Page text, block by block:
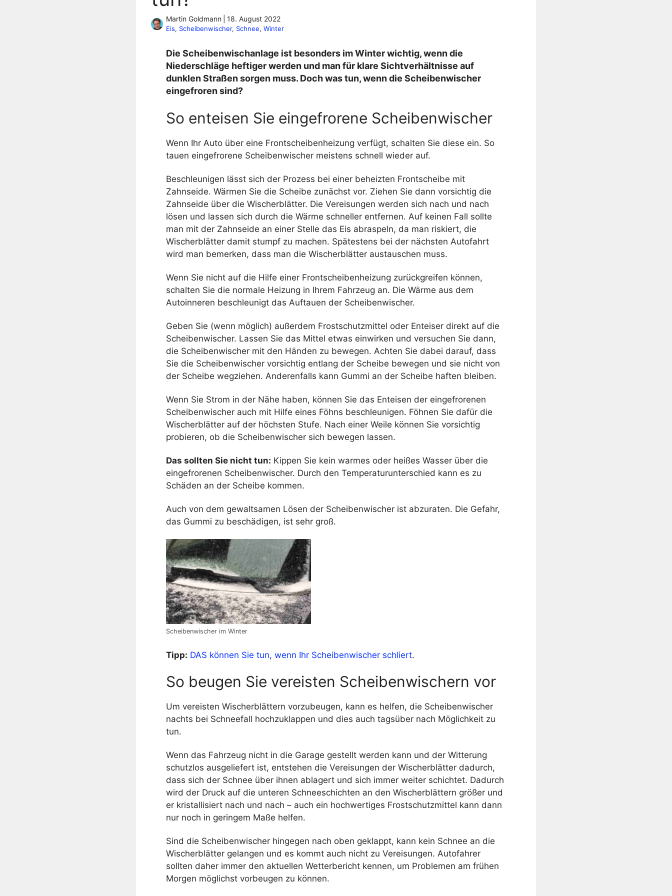
Martin Goldmann 18. August 2022
Eis, Scheibenwischer, Schnee, Winter
Die Scheibenwischanlage ist besonders im Winter wichtig, wenn die
Niederschläge heftiger werden und man für klare Sichtverhältnisse auf
dunklen Straßen sorgen muss. Doch was tun, wenn die Scheibenwischer
eingefrorensind?
So enteisen Sie eingefrorene Scheibenwischer
Wenn Ihr Auto über eine Frontscheibenheizung verfügt, schalten Sie diese ein. So
tauen eingefrorene Scheibenwischer meistens schnell wieder auf.
Beschleunigen lässt sich der Prozess bei einer beheizten Frontscheibe mit
Zahnseide. Wärmen Sie die Scheibe zunächst vor. Ziehen Sie dann vorsichtig die
Zahnseide über die Wischerblätter. Die Vereisungen werden sich nach und nach
lösen und lassen sich durch die Wärme schneller entfernen. Auf keinen Fall sollte
man mit der Zahnseide an einer Stelle das Eis abraspeln, da man riskiert, die
Wischerblätter damit stumpf zu machen. Spätestens bei der nächsten Autofahrt
wird man bemerken, dass man die Wischerblätter austauschen muss.
Wenn Sie nicht auf die Hilfe einer Frontscheibenheizung zurückgreifen können,
schalten Sie die normale Heizung in Ihrem Fahrzeug an. Die Wärme aus dem
Autoinneren beschleunigt das Auftauen der Scheibenwischer.
Geben Sie (wenn möglich) außerdem Frostschutzmittel oder Enteiser direkt auf die
Scheibenwischer. Lassen Sie das Mittel etwas einwirken und versuchen Sie dann,
die Scheibenwischer mit den Händen zu bewegen. Achten Sie dabei darauf, dass
Sie die Scheibenwischer vorsichtig entlang der Scheibe bewegen und sie nicht von
der Scheibe wegziehen. Anderenfalls kann Gummi an der Scheibe haften bleiben.
Wenn Sie Strom in der Nähe haben, können Sie das Enteisen der eingefrorenen
Scheibenwischer auch mit Hilfe eines Föhns beschleunigen. Föhnen Sie dafür die
Wischerblätter auf der höchsten Stufe. Nach einer Weile können Sie vorsichtig
probieren, ob die Scheibenwischer sich bewegen lassen.
Das sollten Sie nicht tun: Kippen Sie kein warmes oder heißes Wasser über die
eingefrorenen Scheibenwischer. Durch den Temperaturunterschied kann es zu
Schäden an der Scheibe kommen.
Auch von dem gewaltsamen Lösen der Scheibenwischer ist abzuraten. Die Gefahr,
das Gummi zu beschädigen, ist sehr groß.
Scheibenwischer im Winter
Tipp: DAS können Sie tun, wenn Ihr Scheibenwischer schliert.
So beugen Sie vereisten Scheibenwischern vor
Um vereisten Wischerblättern vorzubeugen, kann es helfen, die Scheibenwischer
nachts bei Schneefall hochzuklappen und dies auch tagsüber nach Möglichkeit zu
tun.
Wenn das Fahrzeug nicht in die Garage gestellt werden kann und der Witterung
schutzlos ausgeliefert ist, entstehen die Vereisungen der Wischerblätter dadurch,
dass sich der Schnee über ihnen ablagert und sich immer weiter schichtet. Dadurch
wird der Druck auf die unteren Schneeschichten an den Wischerblättern größer und
er kristallisiert nach und nach – auch ein hochwertiges Frostschutzmittel kann dann
nur noch in geringem Maße helfen.
Sind die Scheibenwischer hingegen nach oben geklappt, kann kein Schnee an die
Wischerblätter gelangen und es kommt auch nicht zu Vereisungen. Autofahrer
sollten daher immer den aktuellen Wetterbericht kennen, um Problemen am frühen
Morgen möglichst vorbeugen zu können.